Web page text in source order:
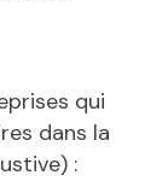
qui
dans la
: